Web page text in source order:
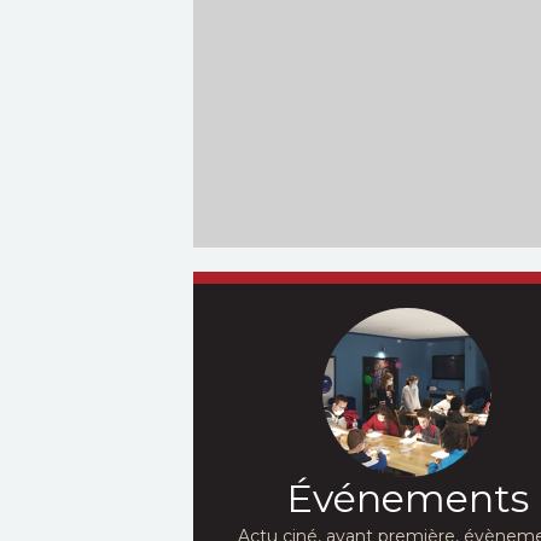
Événements
Actu ciné, avant première,